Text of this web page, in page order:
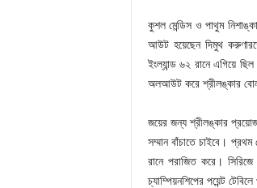
কুশল মেন্ডিস ও পাথুম
আউট হয়েছেন দিমুথ
ইংল্যান্ড ৬২ রানে এগিয়ে
অলআউট করে শ্রীলঙ্কার
জয়ের জন্য শ্রীলঙ্কার
সম্মান বাঁচাতে চাইবে।
রানে পরাজিত করে।
চ্যাম্পিয়নশিপের পয়েন্ট